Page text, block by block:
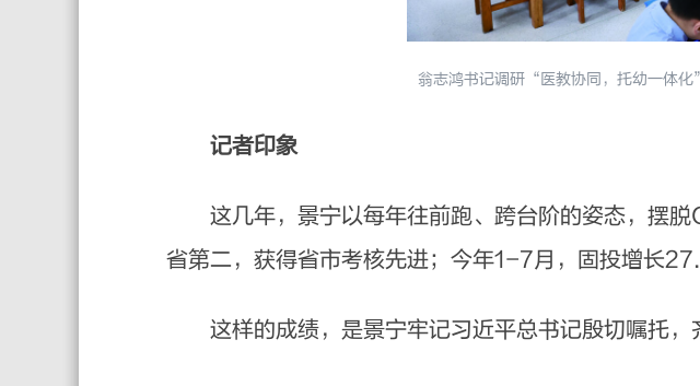
翁志鸿书记调研“医教协同，托幼一体
记者印象
这几年，景宁以每年往前跑、跨台阶的姿态，摆
省第二，获得省市考核先进；今年1-7月，固投增长
这样的成绩，是景宁牢记习近平总书记殷切嘱托，